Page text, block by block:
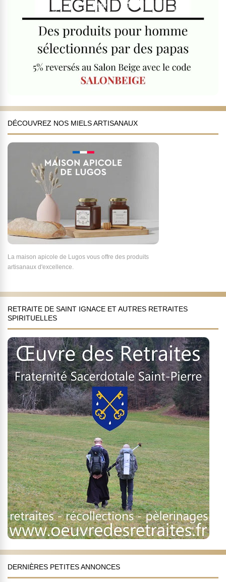
DÉCOUVREZ NOS MIELS ARTISANAUX
La maison apicole de Lugos vous offre des produits
artisanaux d'excellence.
RETRAITE DE SAINT IGNACE ET AUTRES RETRAITES
SPIRITUELLES
DERNIÈRES PETITES ANNONCES